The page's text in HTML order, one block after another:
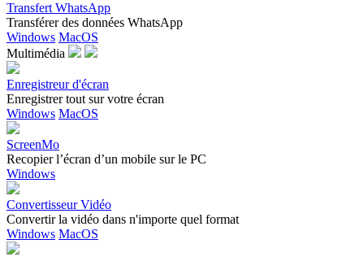
Transfert WhatsApp
Transférer des données WhatsApp
Windows MacOS
Multimédia
Enregistreur d'écran
Enregistrer tout sur votre écran
Windows MacOS
ScreenMo
Recopier l’écran d’un mobile sur le PC
Windows
Convertisseur Vidéo
Convertir la vidéo dans n'importe quel format
Windows MacOS